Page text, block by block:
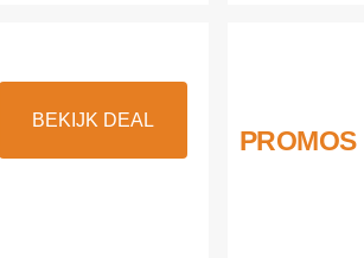
BEKIJK DEAL
PROMOS